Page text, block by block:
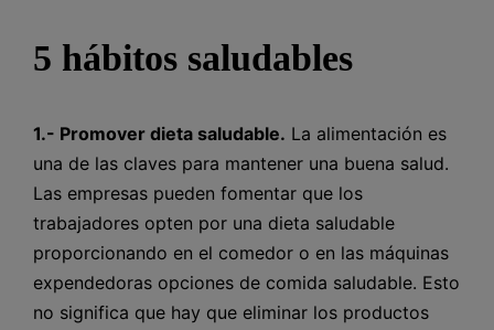
5 hábitos saludables
1.- Promover dieta saludable. La alimentación es
una de las claves para mantener una buena salud.
Las empresas pueden fomentar que los
trabajadores opten por una dieta saludable
proporcionando en el comedor o en las máquinas
expendedoras opciones de comida saludable. Esto
no significa que hay que eliminar los productos